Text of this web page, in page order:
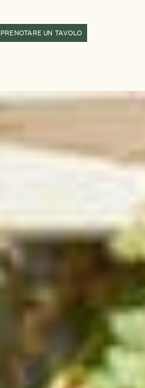
PRENOTARE UN TAVOLO